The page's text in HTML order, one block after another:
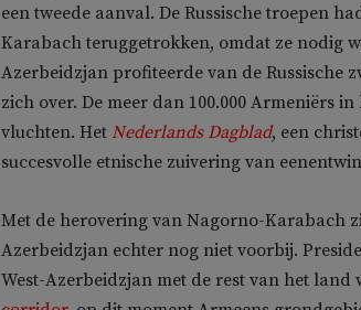
een tweede aanval. De Russische troepen
Karabach teruggetrokken, omdat ze nodig
Azerbeidzjan profiteerde van de Russische
zich over. De meer dan 100.000 Armeniërs
vluchten. Het Nederlands Dagblad, een
succesvolle etnische zuivering van
Met de herovering van Nagorno-Karabach
Azerbeidzjan echter nog niet voorbij.
West-Azerbeidzjan met de rest van het